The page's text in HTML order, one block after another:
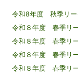
令和8年度 秋季リ
令和８年度 春季リ
令和８年度 春季リ
令和８年度 春季リ
令和８年度 春季リ